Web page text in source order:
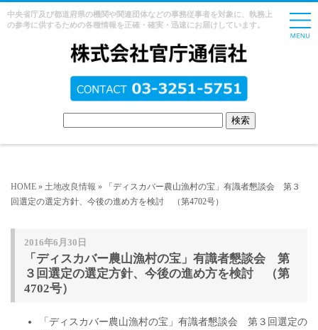
中央省庁及び都道府県の機関や関連団体などの事務従事者を対象に、執務上
の参考に供するための各種情報を正確・確実・迅速にお届けしています。
HOME » 土地改良情報 » 「ディスカバー農山漁村の宝」有識者懇談会 第３
回選定の選定方針、今後の進め方を検討 （第4702号）
2016年6月30日
「ディスカバー農山漁村の宝」有識者懇談会 第
３回選定の選定方針、今後の進め方を検討 （第
4702号）
「ディスカバー農山漁村の宝」有識者懇談会 第３回選定の